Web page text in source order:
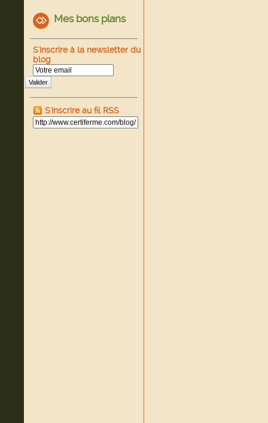
Mes bons plans
S'inscrire à la newsletter du
blog
Valider
S'inscrire au fil RSS